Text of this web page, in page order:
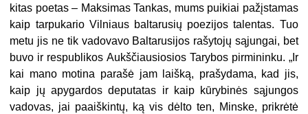
kitas poetas – Maksimas Tankas, mums puikiai pažįstamas
kaip tarpukario Vilniaus baltarusių poezijos talentas. Tuo
metu jis ne tik vadovavo Baltarusijos rašytojų sąjungai, bet
buvo ir respublikos Aukščiausiosios Tarybos pirmininku. „Ir
kai mano motina parašė jam laišką, prašydama, kad jis,
kaip jų apygardos deputatas ir kaip kūrybinės sąjungos
vadovas, jai paaiškintų, ką vis dėlto ten, Minske, prikrėtė